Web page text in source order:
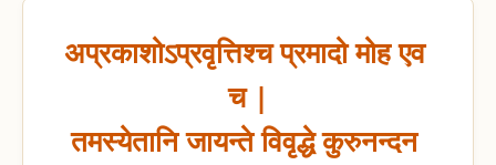
अप्रकाशोऽप्रवृत्तिश्च प्रमादो मोह एव
च |
तमस्येतानि जायन्ते विवृद्धे कुरुनन्दन